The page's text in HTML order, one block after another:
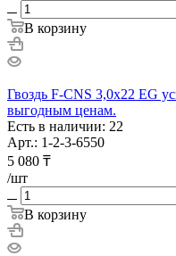
В корзину
Гвоздь F-CNS 3,0х22 EG
выгодным ценам.
Есть в наличии: 22
Арт.: 1-2-3-6550
5 080 ₸
/шт
В корзину